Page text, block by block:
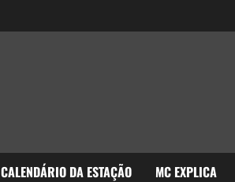
CALENDÁRIO DA ESTAÇÃO MC EXPLICA